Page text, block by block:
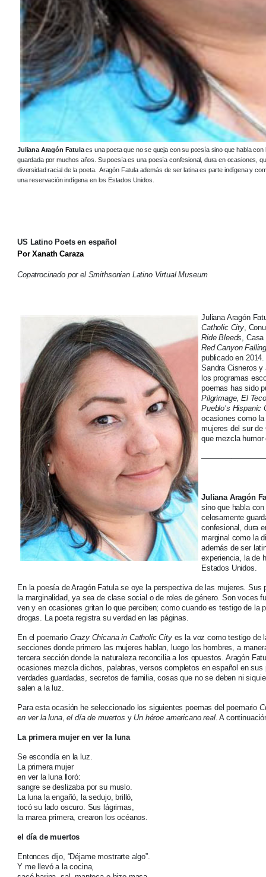
Juliana Aragón Fatulaes una poeta que no se queja con su poesía sino que habla
guardada por muchos años. Su poesía es una poesía confesional, dura en ocasiones,
diversidad racial de la poeta. Aragón Fatula además de ser latina es parte indígena y
una reservación indígena en los Estados Unidos.
US Latino Poets en español
Por Xanath Caraza
Copatrocinado por el Smithsonian Latino Virtual Museum
Juliana Aragón
Catholic City,
Ride Bleeds, Casa
Red Canyon
publicado en
Sandra Cisneros
los programas
poemas has sido
Pilgrimage,El
Pueblo’s Hispanic
ocasiones como
mujeres del sur de
que mezcla
Juliana Aragón
sino que habla
celosamente
confesional, dura
marginal como la
además de ser
experiencia, la de
Estados Unidos.
En la poesía de Aragón Fatula se oye la perspectiva de las mujeres.
la marginalidad, ya sea de clase social o de roles de género. Son voces
ven y en ocasiones gritan lo que perciben; como cuando es testigo de la
drogas. La poeta registra su verdad en las páginas.
En el poemario Crazy Chicana in Catholic Cityes la voz como testigo de
secciones donde primero las mujeres hablan, luego los hombres, a
tercera sección donde la naturaleza reconcilia a los opuestos. Aragón
ocasiones mezcla dichos, palabras, versos completos en español en
verdades guardadas, secretos de familia, cosas que no se deben ni
salen a la luz.
Para esta ocasión he seleccionado los siguientes poemas del poemario
en ver la luna,el día de muertos y Un héroe americano real. A
La primera mujer en ver la luna
Se escondía en la luz.
La primera mujer
en ver la luna lloró:
sangre se deslizaba por su muslo.
La luna la engañó, la sedujo, brilló,
tocó su lado oscuro. Sus lágrimas,
la marea primera, crearon los océanos.
el día de muertos
Entonces dijo, “Déjame mostrarte algo”.
Y me llevó a la cocina,